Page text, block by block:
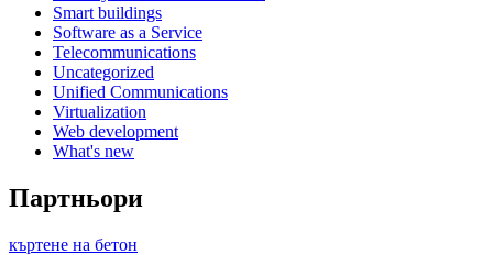
Smart buildings
Software as a Service
Telecommunications
Uncategorized
Unified Communications
Virtualization
Web development
What's new
Партньори
къртене на бетон